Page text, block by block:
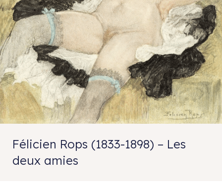
Félicien Rops (1833-1898) – Les
deux amies